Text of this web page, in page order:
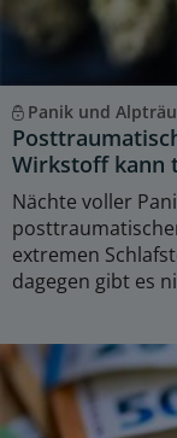
Panik und
Wirkstoff kann
Nächte voller
extremen
dagegen gibt es